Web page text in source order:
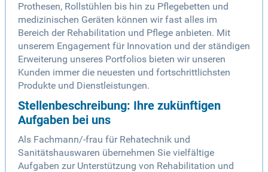
Prothesen, Rollstühlen bis hin zu Pflegebetten und
medizinischen Geräten können wir fast alles im
Bereich der Rehabilitation und Pflege anbieten. Mit
unserem Engagement für Innovation und der ständigen
Erweiterung unseres Portfolios bieten wir unseren
Kunden immer die neuesten und fortschrittlichsten
Produkte und Dienstleistungen.
Stellenbeschreibung: Ihre zukünftigen
Aufgaben bei uns
Als Fachmann/-frau für Rehatechnik und
Sanitätshauswaren übernehmen Sie vielfältige
Aufgaben zur Unterstützung von Rehabilitation und